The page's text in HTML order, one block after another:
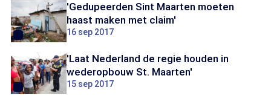
'Gedupeerden Sint Maarten moeten
haast maken met claim'
16 sep 2017
'Laat Nederland de regie houden in
wederopbouw St. Maarten'
15 sep 2017